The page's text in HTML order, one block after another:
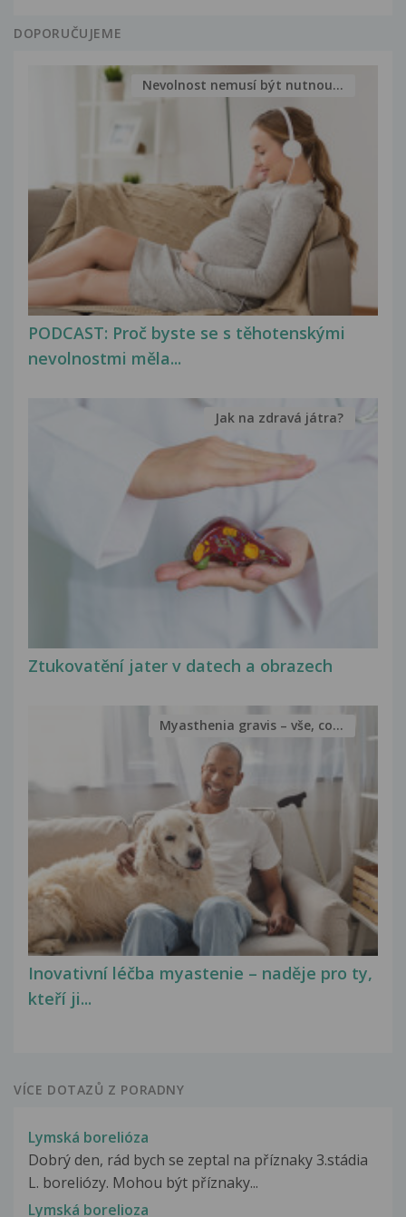
DOPORUČUJEME
PODCAST: Proč byste se s těhotenskými
nevolnostmi měla...
Nevolnost nemusí být nutnou...
Ztukovatění jater v datech a obrazech
Jak na zdravá játra?
Inovativní léčba myastenie – naděje pro ty,
kteří ji...
Myasthenia gravis – vše, co...
VÍCE DOTAZŮ Z PORADNY
Lymská borelióza
Dobrý den, rád bych se zeptal na příznaky 3.stádia
L. boreliózy. Mohou být příznaky...
Lymská borelioza